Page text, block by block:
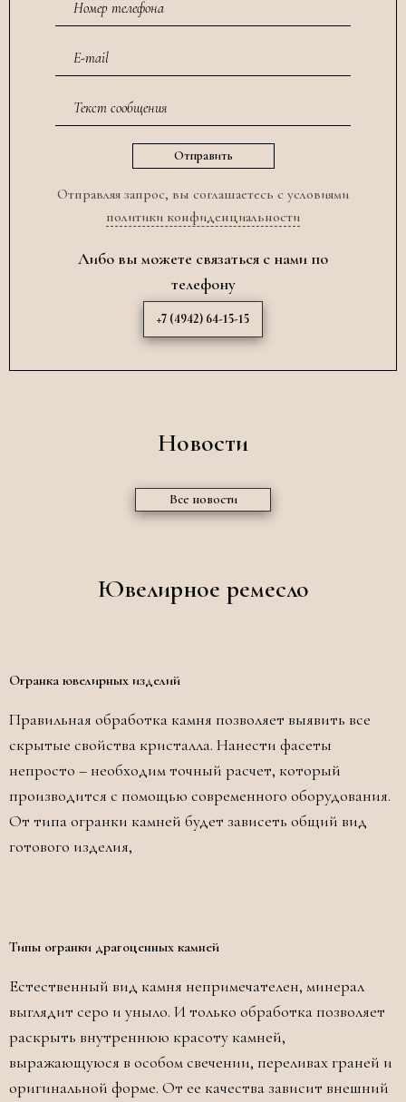
Отправляя запрос, вы соглашаетесь с условиями
политики конфиденциальности
Либо вы можете связаться с нами по
телефону
+7 (4942) 64-15-15
Новости
Все новости
Ювелирное ремесло
Огранка ювелирных изделий
Правильная обработка камня позволяет выявить все
скрытые свойства кристалла. Нанести фасеты
непросто – необходим точный расчет, который
производится с помощью современного оборудования.
От типа огранки камней будет зависеть общий вид
готового изделия,
Типы огранки драгоценных камней
Естественный вид камня непримечателен, минерал
выглядит серо и уныло. И только обработка позволяет
раскрыть внутреннюю красоту камней,
выражающуюся в особом свечении, переливах граней и
оригинальной форме. От ее качества зависит внешний